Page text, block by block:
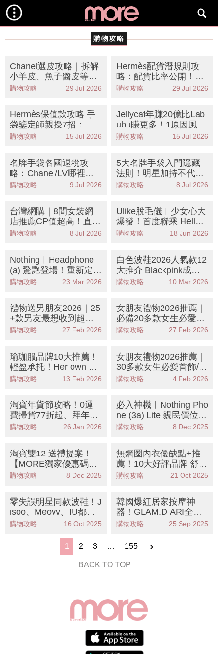
購物攻略
Chanel選皮攻略｜拆解
小羊皮、魚子醬皮等5
大皮革優缺點 哪款最耐
購物攻略 29 Jul 2026
Hermès配貨潛規則攻
略：配貨比率公開！這
3款最難買 附必買手袋
購物攻略 29 Jul 2026
Hermès保值款攻略 手
袋鑒定師親授7招：款
式、顏色、皮質哪款才
購物攻略 15 Jul 2026
Jellycat年賺20億比Lab
ubu賺更多！1原因風靡
全球變「公仔帝國」
購物攻略 15 Jul 2026
名牌手袋各國退稅攻
略：Chanel/LV哪裡買
最划算？零配貨入手He
購物攻略 9 Jul 2026
5大名牌手袋入門隱藏
法則！明星加持不代表
值得？輕鬆選出長青經
購物攻略 8 Jul 2026
台灣網購｜8間女裝網
店推薦CP值超高！直送
香港隨時增文青感！
購物攻略 8 Jul 2026
Ulike脫毛儀︳少女心大
爆發！首度聯乘 Hello K
itty登陸 K11 Art Mall
購物攻略 18 Jun 2026
Nothing︳Headphone
(a) 驚艷登場！重新定義
頭戴耳機新時尚 五天超
購物攻略 23 Mar 2026
白色波鞋2026人氣款12
大推介 Blackpink成員
大愛「這對」百搭增高
購物攻略 10 Mar 2026
禮物送男朋友2026｜25
+款男友最想收到超實
用禮物清單：PS5/耳機
購物攻略 27 Feb 2026
女朋友禮物2026推薦｜
必備20多款女生必愛首
飾/手袋/香水等
購物攻略 27 Feb 2026
瑜珈服品牌10大推薦！
輕盈承托！Her own wo
rds/Lululemon/Alo值得
購物攻略 13 Feb 2026
女朋友禮物2026推薦｜
30多款女生必愛首飾/手
袋/香水等
購物攻略 4 Feb 2026
淘寶年貨節攻略！0運
費掃貨77折起、拜年戰
衣/賀年禮盒/家居佈置
購物攻略 26 Jan 2026
必入神機︳Nothing Pho
ne (3a) Lite 親民價位享
獨特透明設計防塵防水
購物攻略 8 Dec 2025
淘寶雙12 送禮提案！
【MORE獨家優惠碼立
減¥10】官方立減券後7
購物攻略 8 Dec 2025
無鋼圈內衣優缺點+推
薦！10大好評品牌 舒服
親膚度超高
購物攻略 21 Oct 2025
零失誤明星同款波鞋！J
isoo、Meovv、IU都愛
穿+百搭易襯、舒適度
購物攻略 16 Oct 2025
韓國爆紅居家按摩神
器！GLAM.D ARI全家
福：真人手感、私人SP
選！
購物攻略 25 Sep 2025
1 2 3 … 155
BACK TO TOP